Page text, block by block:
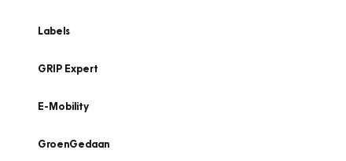
Labels
GRIP Expert
E-Mobility
GroenGedaan